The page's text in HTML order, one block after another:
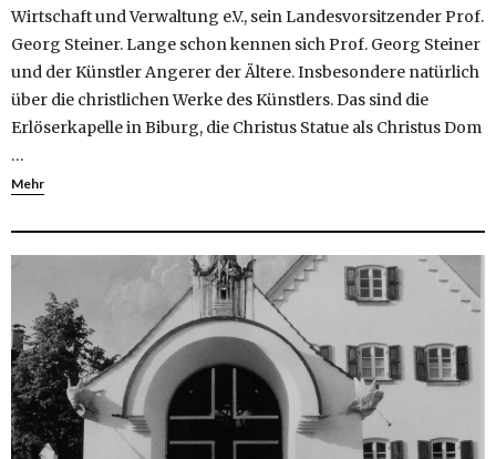
Wirtschaft und Verwaltung e.V., sein Landesvorsitzender Prof.
Georg Steiner. Lange schon kennen sich Prof. Georg Steiner
und der Künstler Angerer der Ältere. Insbesondere natürlich
über die christlichen Werke des Künstlers. Das sind die
Erlöserkapelle in Biburg, die Christus Statue als Christus Dom
…
Mehr